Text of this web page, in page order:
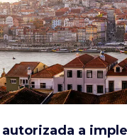
autorizada a